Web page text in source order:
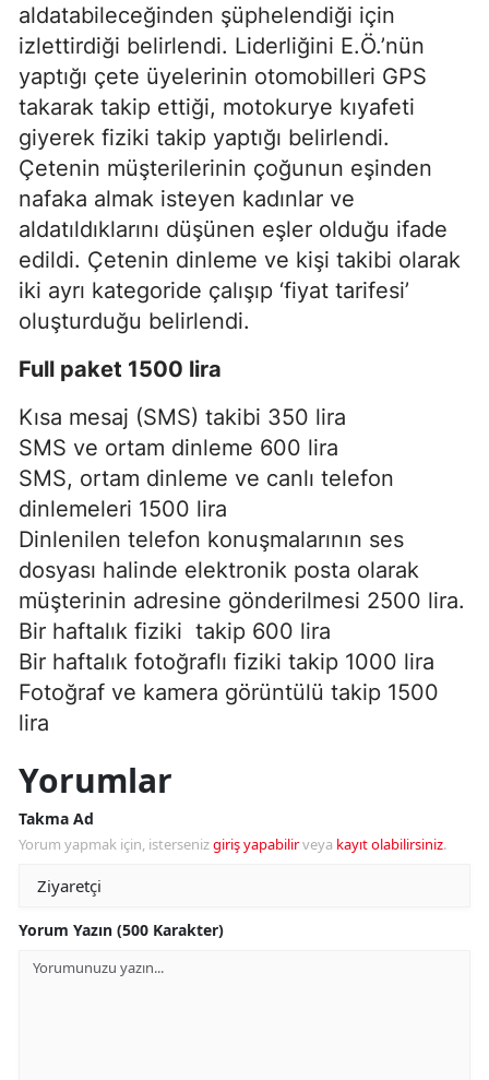
aldatabileceğinden şüphelendiği için
izlettirdiği belirlendi. Liderliğini E.Ö.’nün
yaptığı çete üyelerinin otomobilleri GPS
takarak takip ettiği, motokurye kıyafeti
giyerek fiziki takip yaptığı belirlendi.
Çetenin müşterilerinin çoğunun eşinden
nafaka almak isteyen kadınlar ve
aldatıldıklarını düşünen eşler olduğu ifade
edildi. Çetenin dinleme ve kişi takibi olarak
iki ayrı kategoride çalışıp ‘fiyat tarifesi’
oluşturduğu belirlendi.
Full paket 1500 lira
Kısa mesaj (SMS) takibi 350 lira
SMS ve ortam dinleme 600 lira
SMS, ortam dinleme ve canlı telefon
dinlemeleri 1500 lira
Dinlenilen telefon konuşmalarının ses
dosyası halinde elektronik posta olarak
müşterinin adresine gönderilmesi 2500 lira.
Bir haftalık fiziki takip 600 lira
Bir haftalık fotoğraflı fiziki takip 1000 lira
Fotoğraf ve kamera görüntülü takip 1500
lira
Yorumlar
Takma Ad
Yorum yapmak için, istersenizgiriş yapabilirveya kayıt olabilirsiniz.
Yorum Yazın (500 Karakter)